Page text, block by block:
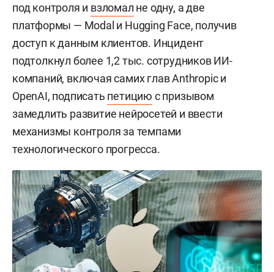
под контроля и взломал не одну, а две
платформы — Modal и Hugging Face, получив
доступ к данным клиентов. Инцидент
подтолкнул более 1,2 тыс. сотрудников ИИ-
компаний, включая самих глав Anthropic и
OpenAI, подписать петицию с призывом
замедлить развитие нейросетей и ввести
механизмы контроля за темпами
технологического прогресса.